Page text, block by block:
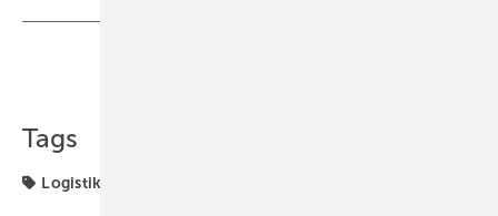
Tags
Logistikzentrum